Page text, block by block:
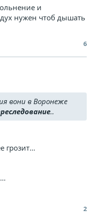
и
нужен чтоб дышать
6
вони в Воронеже
..
грозит…
2